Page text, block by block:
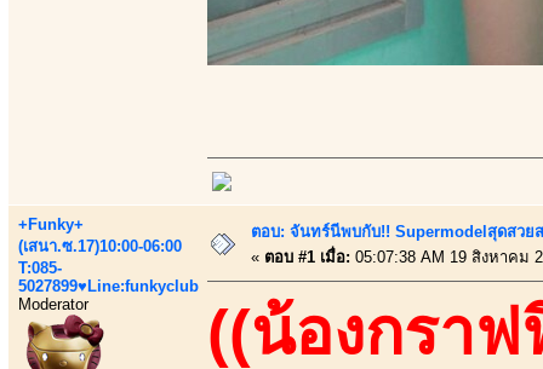
+Funky+
(เสนา.ซ.17)10:00-06:00
T:085-
5027899♥Line:funkyclub
Moderator
ตอบ: จันทร์นีพบกับ!! Supermodelสุดสวย
« ตอบ #1 เมื่อ: 05:07:38 AM 19 สิงหาคม
((น้องกรา